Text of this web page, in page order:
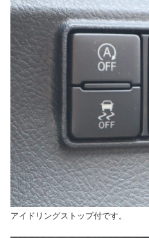
アイドリングストップ付です。